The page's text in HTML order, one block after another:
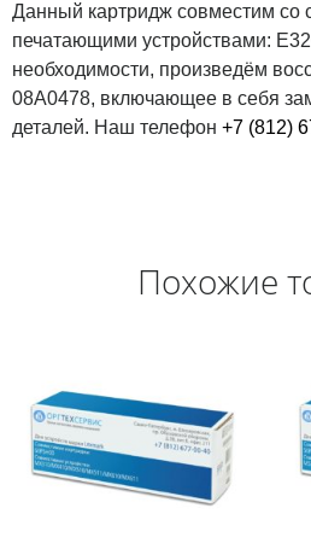
Данный картридж совместим со
печатающими устройствами:
необходимости, произведём
08A0478, включающее в себя
деталей. Наш телефон +7 (812)
Похожие